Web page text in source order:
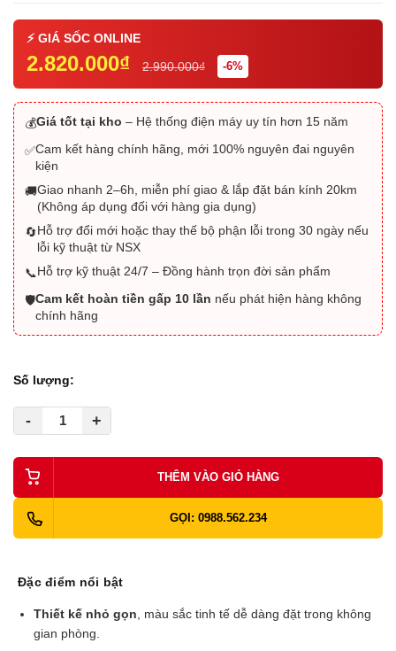
2.820.000₫ 2.990.000₫ -6%
💰Giá tốt tại kho – Hệ thống điện máy uy tín hơn 15 năm
✅Cam kết hàng chính hãng, mới 100% nguyên đai nguyên
kiện
🚚Giao nhanh 2–6h, miễn phí giao & lắp đặt bán kính 20km
(Không áp dụng đối với hàng gia dụng)
🔄Hỗ trợ đổi mới hoặc thay thế bộ phận lỗi trong 30 ngày nếu
lỗi kỹ thuật từ NSX
📞Hỗ trợ kỹ thuật 24/7 – Đồng hành trọn đời sản phẩm
🛡️Cam kết hoàn tiền gấp 10 lần nếu phát hiện hàng không
chính hãng
Số lượng:
- +
THÊM VÀO GIỎ HÀNG
GỌI: 0988.562.234
Đặc điểm nổi bật
Thiết kế nhỏ gọn , màu sắc tinh tế dễ dàng đặt trong không
gian phòng.